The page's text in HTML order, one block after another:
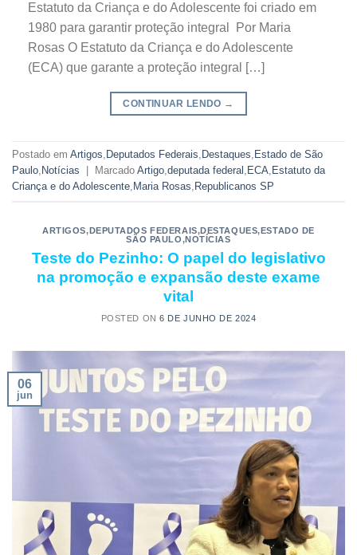
Estatuto da Criança e do Adolescente foi criado em
1980 para garantir proteção integral Por Maria
Rosas O Estatuto da Criança e do Adolescente
(ECA) que garante a proteção integral […]
CONTINUAR LENDO →
Postado em Artigos, Deputados Federais, Destaques, Estado de São
Paulo, Notícias Marcado Artigo,deputada federal , ECA, Estatuto da
Criança e do Adolescente, Maria Rosas, Republicanos SP
ARTIGOS,DEPUTADOS FEDERAIS,DESTAQUES,ESTADO DE
SÃO PAULO,NOTÍCIAS
Teste do Pezinho: O papel do legislativo
na promoção e expansão deste exame
vital
POSTED ON6 DE JUNHO DE 2024
06
jun